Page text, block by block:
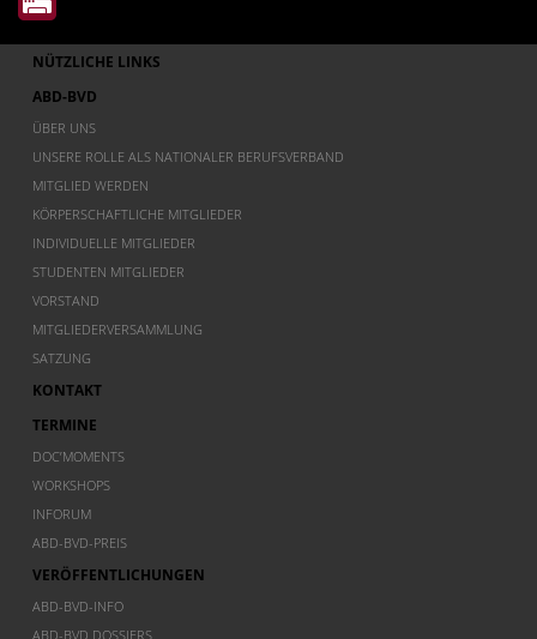
NÜTZLICHE LINKS
ABD-BVD
ÜBER UNS
UNSERE ROLLE ALS NATIONALER BERUFSVERBAND
MITGLIED WERDEN
KÖRPERSCHAFTLICHE MITGLIEDER
INDIVIDUELLE MITGLIEDER
STUDENTEN MITGLIEDER
VORSTAND
MITGLIEDERVERSAMMLUNG
SATZUNG
KONTAKT
TERMINE
DOC’MOMENTS
WORKSHOPS
INFORUM
ABD-BVD-PREIS
VERÖFFENTLICHUNGEN
ABD-BVD-INFO
ABD-BVD DOSSIERS